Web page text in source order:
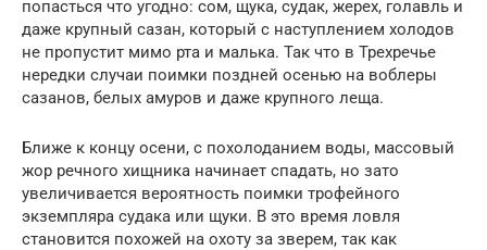
попасться что угодно: сом, щука, судак, жерех, голавль и
даже крупный сазан, который с наступлением холодов
не пропустит мимо рта и малька. Так что в Трехречье
нередки случаи поимки поздней осенью на воблеры
сазанов, белых амуров и даже крупного леща.
Ближе к концу осени, с похолоданием воды, массовый
жор речного хищника начинает спадать, но зато
увеличивается вероятность поимки трофейного
экземпляра судака или щуки. В это время ловля
становится похожей на охоту за зверем, так как